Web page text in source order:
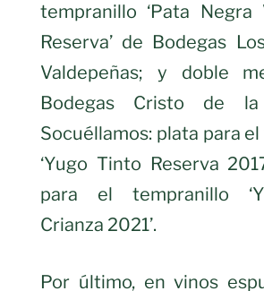
tempranillo ‘Pata Negra
Reserva’ de Bodegas
Valdepeñas; y doble
Bodegas Cristo de
Socuéllamos: plata para
‘Yugo Tinto Reserva
para el tempranillo
Crianza 2021’.
Por último, en vinos